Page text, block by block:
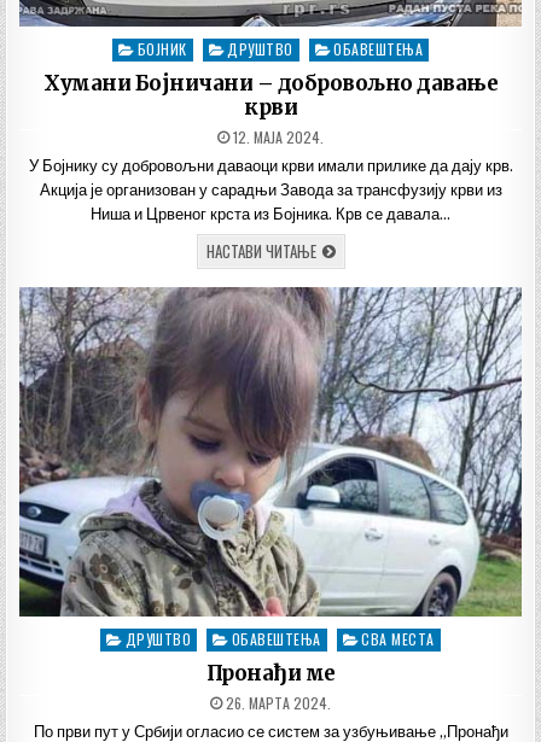
Posted
БОЈНИК ДРУШТВО ОБАВЕШТЕЊА
Хумани Бојничани – добровољно давање
крви
ДАТУМ
ОБЈАВЉИВАЊА:
12. МАЈА 2024.
У Бојнику су добровољни даваоци крви имали прилике да дају крв.
Акција је организован у сарадњи Завода за трансфузију крви из
Ниша и Црвеног крста из Бојника. Крв се давала…
НАСТАВИ ЧИТАЊЕХУМАНИ
БОЈНИЧАНИ
–
ДОБРОВОЉНО
ДАВАЊЕ
КРВИ
Posted
ДРУШТВО ОБАВЕШТЕЊА СВА МЕСТА
Пронађи ме
ДАТУМ
ОБЈАВЉИВАЊА:
26. МАРТА 2024.
По први пут у Србији огласио се систем за узбуњивање „Пронађи